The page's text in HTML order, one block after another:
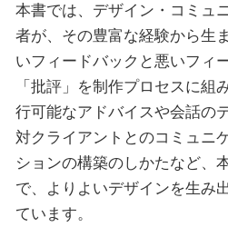
本書では、デザイン・コミュ
者が、その豊富な経験から生
いフィードバックと悪いフィ
「批評」を制作プロセスに組
行可能なアドバイスや会話の
対クライアントとのコミュニ
ションの構築のしかたなど、
で、よりよいデザインを生み
ています。